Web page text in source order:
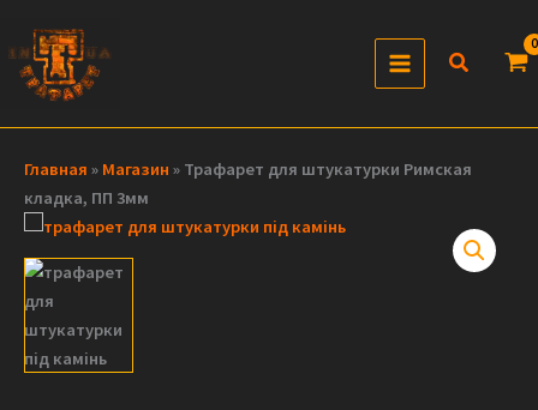
содержимому
Поиск
Главная » Магазин » Трафарет для штукатурки Римская
кладка, ПП 3мм